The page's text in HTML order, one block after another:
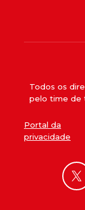
Todos os
pelo time de
Portal da
privacidade